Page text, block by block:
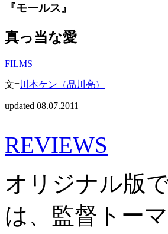
『モールス』
真っ当な愛
FILMS
文=川本ケン（品川亮）
updated 08.07.2011
REVIEWS
オリジナル版
は、監督トー